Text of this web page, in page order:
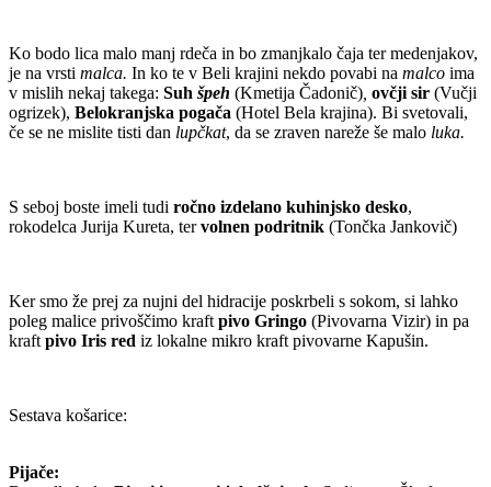
Ko bodo lica malo manj rdeča in bo zmanjkalo čaja ter medenjakov,
je na vrsti malca. In ko te v Beli krajini nekdo povabi na malco ima
v mislih nekaj takega: Suh špeh (Kmetija Čadonič) ovčji sir (Vučji
ogrizek), Belokranjska pogača (Hotel Bela krajina). Bi svetovali,
če se ne mislite tisti dan lupčkat, da se zraven nareže še malo luka.
S seboj boste imeli tudi ročno izdelano kuhinjsko desko,
rokodelca Jurija Kureta, tervolnen podritnik (Tončka Jankovič)
Ker smo že prej za nujni del hidracije poskrbeli s sokom, si lahko
poleg malice privoščimo kraft pivo Gringo (Pivovarna Vizir) in pa
kraft pivo Iris red iz lokalne mikro kraft pivovarne Kapušin.
Sestava košarice:
Pijače: